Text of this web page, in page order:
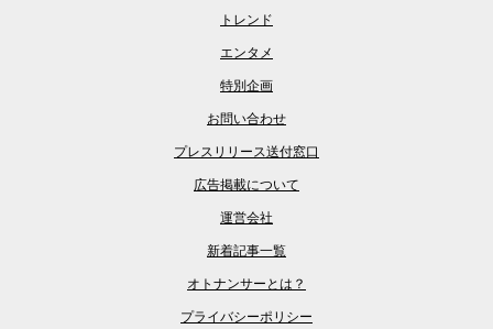
トレンド
エンタメ
特別企画
お問い合わせ
プレスリリース送付窓口
広告掲載について
運営会社
新着記事一覧
オトナンサーとは？
プライバシーポリシー